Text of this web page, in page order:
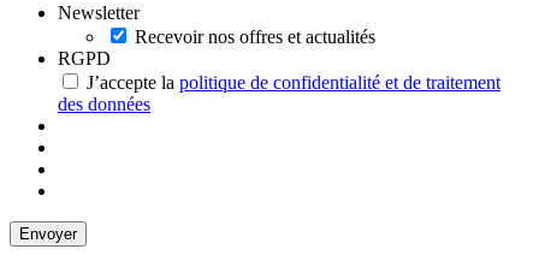
Newsletter
Recevoir nos offres et actualités
RGPD
J’accepte la politique de confidentialité et de traitement
des données